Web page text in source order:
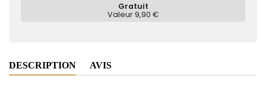
Gratuit
Valeur 9,90 €
DESCRIPTION AVIS